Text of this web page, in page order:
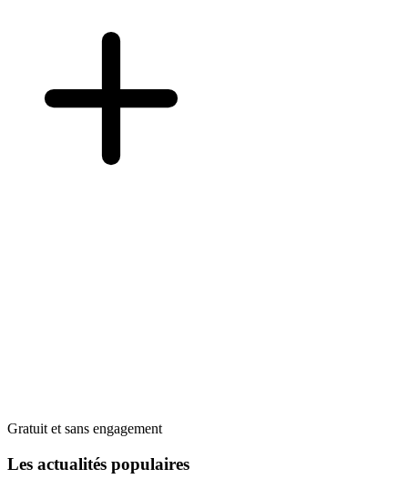
Gratuit et sans engagement
Les actualités populaires